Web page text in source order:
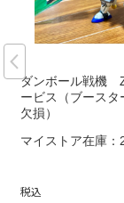
ダンボール戦機
ービス（ブースタ
欠損）
マイストア在庫：
税込